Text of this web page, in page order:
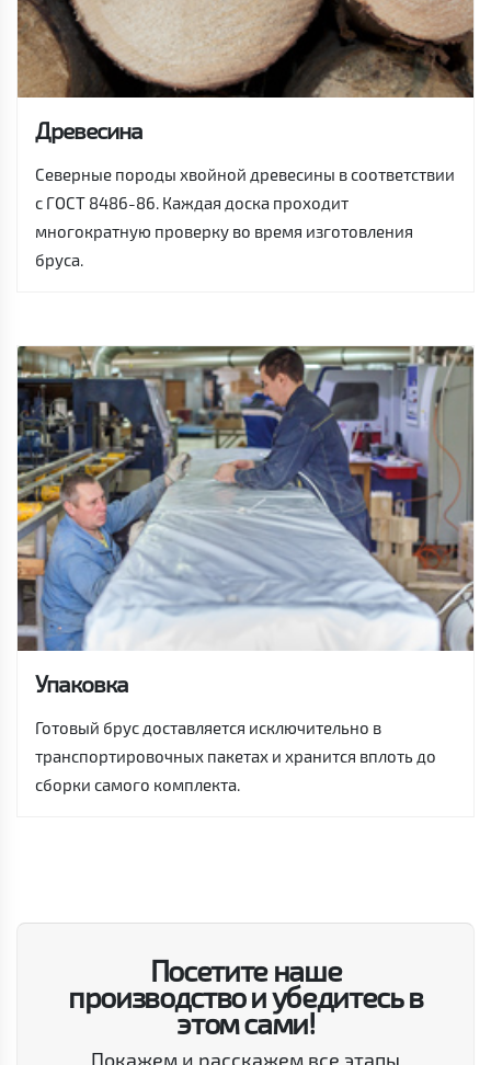
Древесина
Северные породы хвойной древесины в соответствии
с ГОСТ 8486-86. Каждая доска проходит
многократную проверку во время изготовления
бруса.
Упаковка
Готовый брус доставляется исключительно в
транспортировочных пакетах и хранится вплоть до
сборки самого комплекта.
Посетите наше
производство и убедитесь в
этом сами!
Покажем и расскажем все этапы